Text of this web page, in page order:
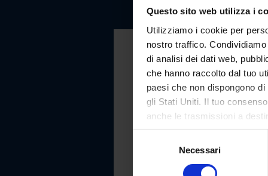
Questo sito web utilizza i
Utilizziamo i cookie per
nostro traffico.
di analisi dei dati web,
che hanno raccolto dal tuo
paesi che non dispongono
gli Stati Uniti. Il tuo
anche le trasmissioni a
nella dichiarazione sulla
rifiutato o revocato in
Necessari